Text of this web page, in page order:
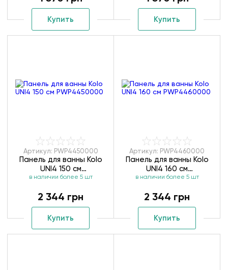
Купить Купить
Артикул: PWP4450000
Панель для ванны Kolo
UNI4 150 см
PWP4450000
в наличии более 5 шт
2 344 грн
Купить
Артикул: PWP4460000
Панель для ванны Kolo
UNI4 160 см
PWP4460000
в наличии более 5 шт
2 344 грн
Купить